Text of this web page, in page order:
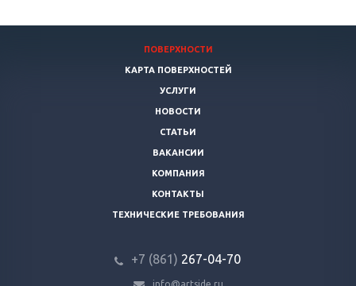
ПОВЕРХНОСТИ
КАРТА ПОВЕРХНОСТЕЙ
УСЛУГИ
НОВОСТИ
СТАТЬИ
ВАКАНСИИ
КОМПАНИЯ
КОНТАКТЫ
ТЕХНИЧЕСКИЕ ТРЕБОВАНИЯ
+7 (861) 267-04-70